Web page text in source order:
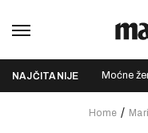
NAJČITANIJE Moćne
Home